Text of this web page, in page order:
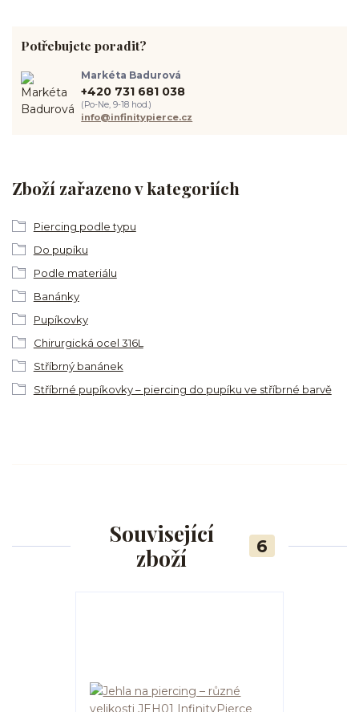
Zboží zařazeno v kategoriích
Piercing podle typu
Do pupíku
Podle materiálu
Banánky
Pupíkovky
Chirurgická ocel 316L
Stříbrný banánek
Stříbrné pupíkovky – piercing do pupíku ve stříbrné barvě
Potřebujete poradit?
Markéta Badurová
+420 731 681 038
(Po-Ne, 9-18 hod.)
info@infinitypierce.cz
Související
zboží
6